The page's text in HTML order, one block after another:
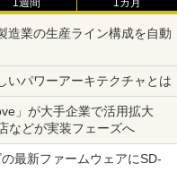
1週間 1カ月
造業の生産ライン構成を自動
いパワーアーキテクチャとは
」が大手企業で活用拡大
などが実装フェーズへ
最新ファームウェアにSD-